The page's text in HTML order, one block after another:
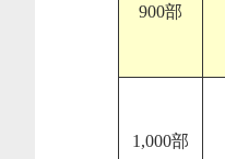
900部
1,000部